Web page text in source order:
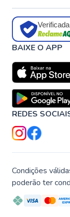
BAIXE O APP
REDES
Condições
poderão ter